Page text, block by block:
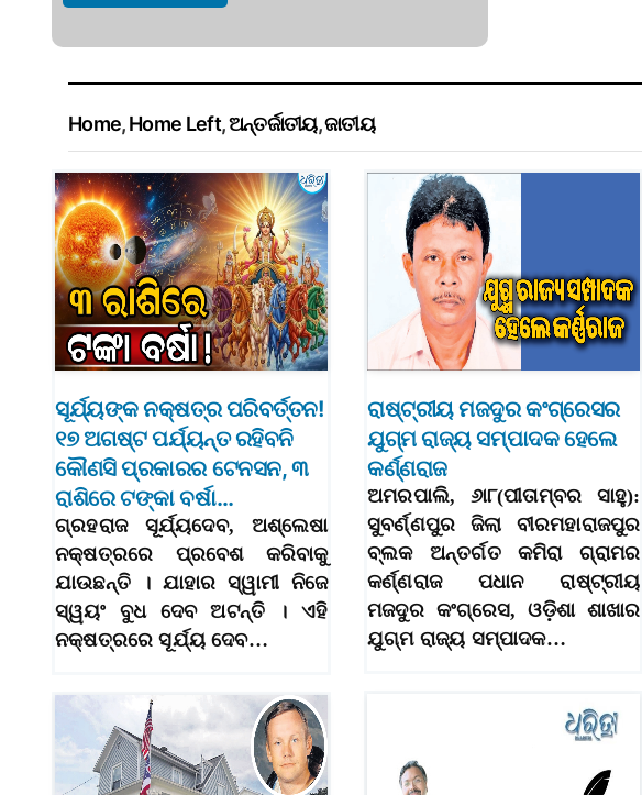
Home,Home Left,ଅନ୍ତର୍ଜାତୀୟ,ଜାତୀୟ
ସୂର୍ଯ୍ୟଙ୍କ ନକ୍ଷତ୍ର ପରିବର୍ତ୍ତନ!
୧୭ ଅଗଷ୍ଟ ପର୍ଯ୍ୟନ୍ତ ରହିବନି
କୌଣସି ପ୍ରକାରର ଟେନସନ, ୩
ରାଶିରେ ଟଙ୍କା ବର୍ଷା…
ଗ୍ରହରାଜ ସୂର୍ଯ୍ୟଦେବ, ଅଶ୍ଲେଷା
ନକ୍ଷତ୍ରରେ ପ୍ରବେଶ କରିବାକୁ
ଯାଉଛନ୍ତି । ଯାହାର ସ୍ୱାମୀ ନିଜେ
ସ୍ୱୟଂ ବୁଧ ଦେବ ଅଟନ୍ତି । ଏହି
ନକ୍ଷତ୍ରରେ ସୂର୍ଯ୍ୟ ଦେବ…
ରାଷ୍ଟ୍ରୀୟ ମଜଦୁର କଂଗ୍ରେସର
ଯୁଗ୍ମ ରାଜ୍ୟ ସମ୍ପାଦକ ହେଲେ
କର୍ଣ୍ଣରାଜ
ଅମରପାଲି, ୬ା୮(ପୀତାମ୍ବର ସାହୁ):
ସୁବର୍ଣ୍ଣପୁର ଜିଲା ବୀରମହାରାଜପୁର
ବ୍ଲକ ଅନ୍ତର୍ଗତ କମିରା ଗ୍ରାମର
କର୍ଣ୍ଣରାଜ ପଧାନ ରାଷ୍ଟ୍ରୀୟ
ମଜଦୁର କଂଗ୍ରେସ, ଓଡ଼ିଶା ଶାଖାର
ଯୁଗ୍ମ ରାଜ୍ୟ ସମ୍ପାଦକ…